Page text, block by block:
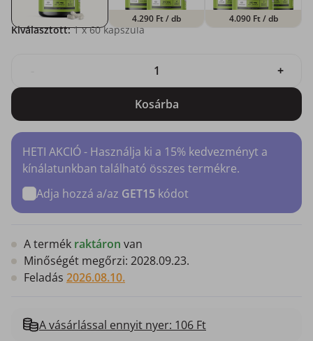
4.290 Ft/ db 4.090 Ft/ db
Kiválasztott: 1x 60 kapszula
+
Kosárba
HETI AKCIÓ - Használja ki a 15% kedvezményt a
kínálatunkban található összes termékre.
Adja hozzá a/az GET15 kódot
A termék raktáron van
Minőségét megőrzi: 2028.09.23.
Feladás 2026.08.10.
A vásárlással ennyit nyer: 106 Ft